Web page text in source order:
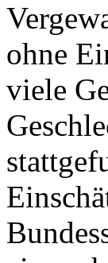
ohne
viele